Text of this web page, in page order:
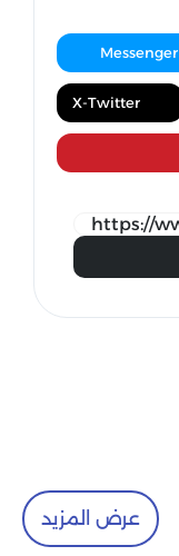
Messenger
X-Twitter
عرض المزيد